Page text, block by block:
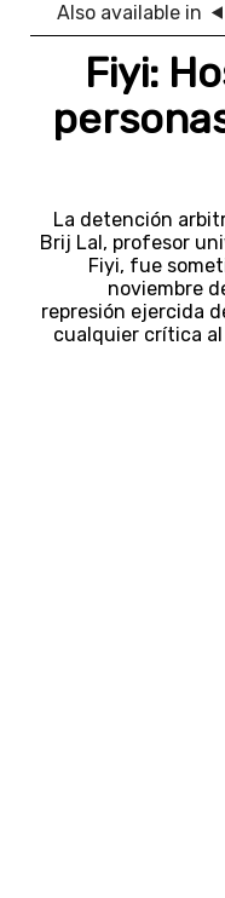
Also available in
Fiyi:
La detención
Brij Lal, profesor
Fiyi, fue
noviembre
represión ejercida
cualquier crítica